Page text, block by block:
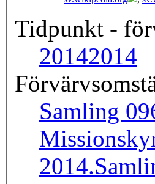
Tidpunkt -
20142014
Samling
2014.